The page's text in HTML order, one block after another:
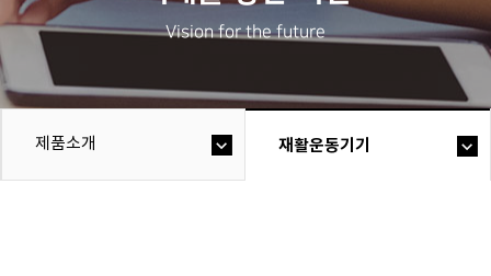
Vision for the future
제품소개 재활운동기기